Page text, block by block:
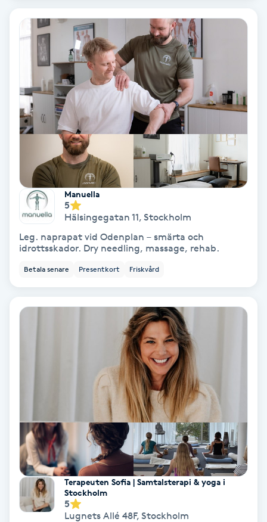
Skönhet
Slingor
Sockring
Spa
Spa manikyr & pedikyr
Spa-manikyr
Spa-pedikyr
Stylist
Tuina-massage
Taktil massage
Tandblekning
Manuella
5
Hälsingegatan 11, Stockholm
Leg. naprapat vid Odenplan – smärta och
idrottsskador. Dry needling, massage, rehab.
Betala senare Presentkort Friskvård
Terapeuten Sofia | Samtalsterapi & yoga i
Stockholm
5
Lugnets Allé 48F, Stockholm